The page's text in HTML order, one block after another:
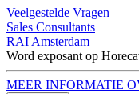
Veelgestelde Vragen
Sales Consultants
RAI Amsterdam
Word exposant op
MEER INFORMATIE